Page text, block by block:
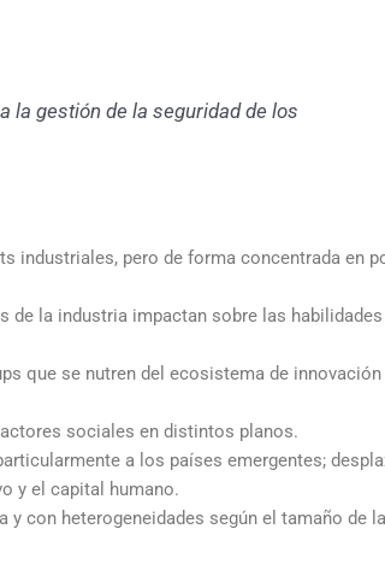
la gestión de la seguridad de los
industriales, pero de forma concentrada en
la industria impactan sobre las habilidades
que se nutren del ecosistema de innovación
sociales en distintos planos.
a los países emergentes;
y el capital humano.
y con heterogeneidades según el tamaño de la